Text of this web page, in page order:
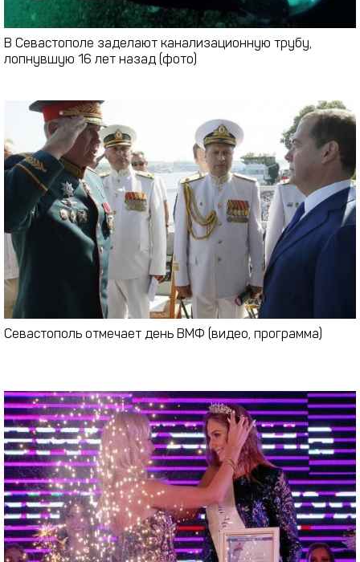
В Севастополе заделают канализационную трубу,
лопнувшую 16 лет назад (фото)
Севастополь отмечает день ВМФ (видео, программа)